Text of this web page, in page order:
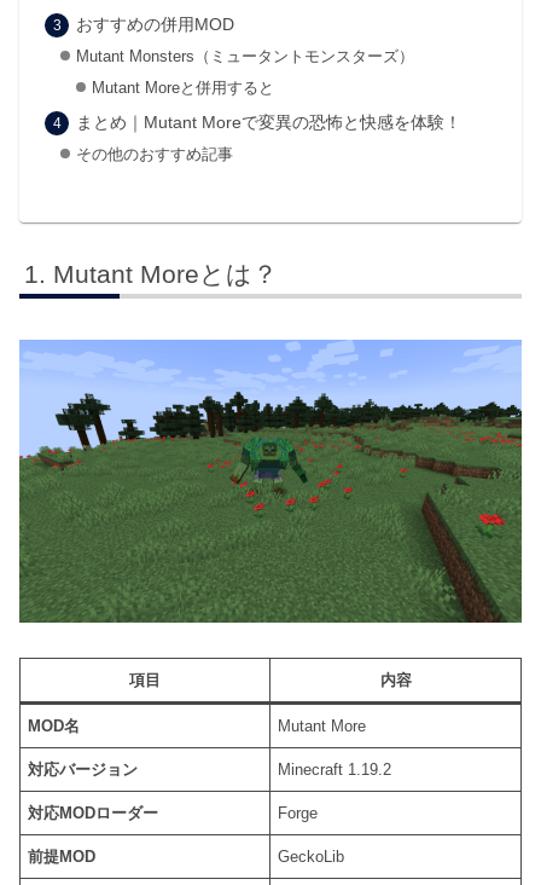
おすすめの併用MOD
Mutant Monsters（ミュータントモンスターズ）
Mutant Moreと併用すると
まとめ｜Mutant Moreで変異の恐怖と快感を体験！
その他のおすすめ記事
Mutant Moreとは？
項目 内容
MOD名 Mutant More
対応バージョン Minecraft 1.19.2
対応MODローダー Forge
前提MOD GeckoLib